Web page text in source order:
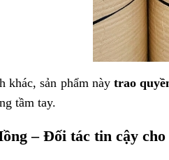
khác, sản phẩm này trao
tầm tay.
– Đối tác tin cậy